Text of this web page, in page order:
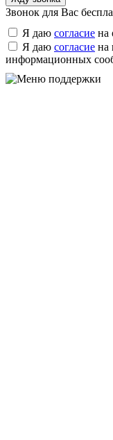
Звонок для Вас
Я даю согласие на
Я даю согласие на
информационных